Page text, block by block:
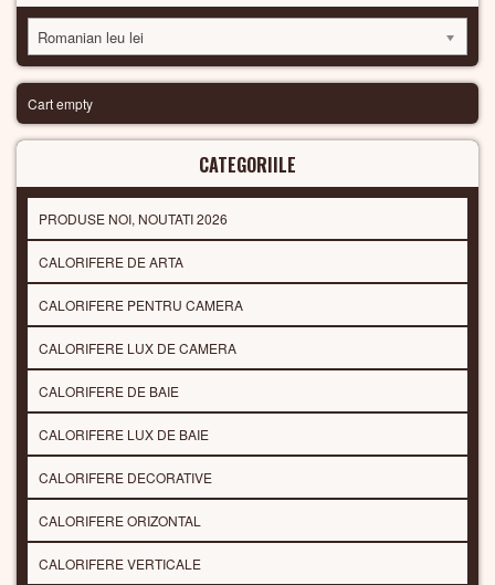
Romanian leu lei
Cart empty
CATEGORIILE
PRODUSE NOI, NOUTATI 2026
CALORIFERE DE ARTA
CALORIFERE PENTRU CAMERA
CALORIFERE LUX DE CAMERA
CALORIFERE DE BAIE
CALORIFERE LUX DE BAIE
CALORIFERE DECORATIVE
CALORIFERE ORIZONTAL
CALORIFERE VERTICALE